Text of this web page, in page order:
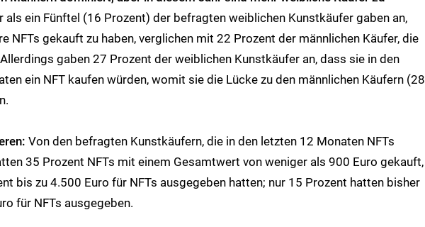
als ein Fünftel (16 Prozent) der befragten weiblichen Kunstkäufer gaben an,
NFTs gekauft zu haben, verglichen mit 22 Prozent der männlichen Käufer, die
gaben 27 Prozent der weiblichen Kunstkäufer an, dass sie in den
ein NFT kaufen würden, womit sie die Lücke zu den männlichen Käufern (28
Von den befragten Kunstkäufern, die in den letzten 12 Monaten NFTs
35 Prozent NFTs mit einem Gesamtwert von weniger als 900 Euro gekauft,
bis zu 4.500 Euro für NFTs ausgegeben hatten; nur 15 Prozent hatten bisher
für NFTs ausgegeben.